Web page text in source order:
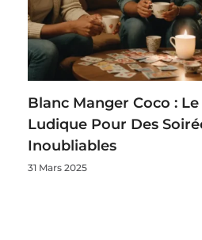
Blanc Manger Coco :
Ludique Pour Des
Inoubliables
31 Mars 2025